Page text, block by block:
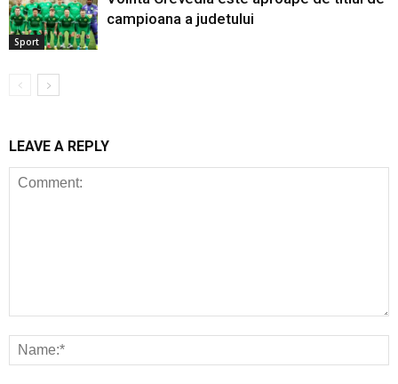
Sport
campioana a judetului
LEAVE A REPLY